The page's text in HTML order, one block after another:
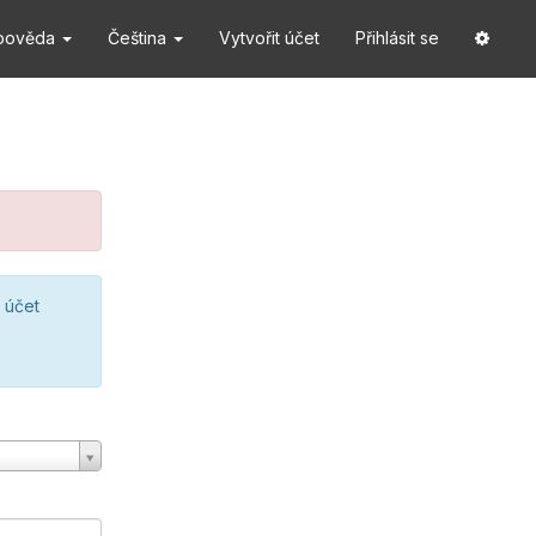
Čeština Vytvořit účet Přihlásit se
účet